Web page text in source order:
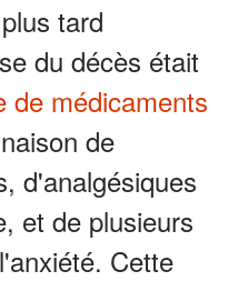
tard
du décès était
de médicaments
de
d'analgésiques
et de plusieurs
Cette